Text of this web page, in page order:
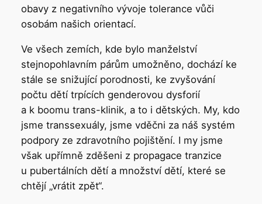
obavy z negativního vývoje tolerance vůči
osobám našich orientací.
Ve všech zemích, kde bylo manželství
stejnopohlavním párům umožněno, dochází ke
stále se snižující porodnosti, ke zvyšování
počtu dětí trpících genderovou dysforií
a k boomu trans-klinik, a to i dětských. My, kdo
jsme transsexuály, jsme vděčni za náš systém
podpory ze zdravotního pojištění. I my jsme
však upřímně zděšeni z propagace tranzice
u pubertálních dětí a množství dětí, které se
chtějí „vrátit zpět“.